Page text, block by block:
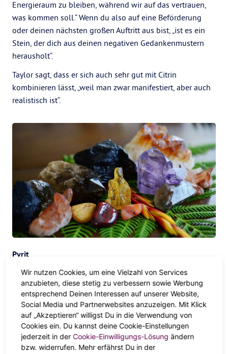
Energieraum zu bleiben, während wir auf das vertrauen,
was kommen soll.“ Wenn du also auf eine Beförderung
oder deinen nächsten großen Auftritt aus bist, „ist es ein
Stein, der dich aus deinen negativen Gedankenmustern
herausholt“.
Taylor sagt, dass er sich auch sehr gut mit Citrin
kombinieren lässt, „weil man zwar manifestiert, aber auch
realistisch ist“.
Pyrit
Auch als „Narrengold“ bekannt, ist dieser ultra funkelnde
Stein perfekt für die Zeiten, in denen man einen klaren
Kopf und den Blick auf das Wesentliche richten möchte. „Er
ist wirklich gut, um Klarheit und Optimismus zu
vermitteln. Er hat eine sehr helle Energie und ist sehr
auffällig, so dass er einem das Gefühl gibt: „Ich kann alles
Wir nutzen Cookies, um eine Vielzahl von Services
anzubieten, diese stetig zu verbessern sowie Werbung
entsprechend Deinen Interessen auf unserer Website,
Social Media und Partnerwebsites anzuzeigen. Mit Klick
auf „Akzeptieren“ willigst Du in die Verwendung von
Cookies ein. Du kannst deine Cookie-Einstellungen
jederzeit in der Cookie-Einwilligungs-Lösung ändern
bzw. widerrufen. Mehr erfährst Du in der